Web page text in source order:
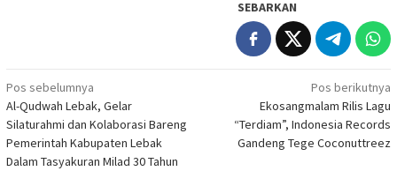
SEBARKAN
Navigasi
pos
Pos sebelumnya
Al-Qudwah Lebak, Gelar
Silaturahmi dan Kolaborasi Bareng
Pemerintah Kabupaten Lebak
Dalam Tasyakuran Milad 30 Tahun
Pos berikutnya
Ekosangmalam Rilis Lagu
“Terdiam”, Indonesia Records
Gandeng Tege Coconuttreez